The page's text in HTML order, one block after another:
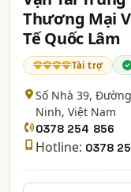
Thương Mại
Tế Quốc Lâm
Tài trợ
Số Nhà 39,
Ninh, Việt Nam
0378 254 856
Hotline: 0378